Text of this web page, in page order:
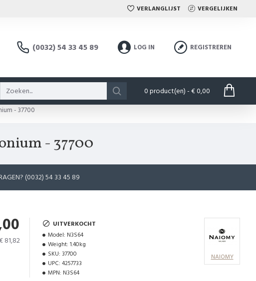
VERLANGLIJST VERGELIJKEN
(0032) 54 33 45 89 LOG IN REGISTREREN
0 product(en) - € 0,00
- 37700
- 37700
(0032) 54 33 45 89
81,82
UITVERKOCHT
Model: N3S64
Weight: 1.40kg
SKU: 37700
UPC: 4257733
MPN: N3S64
NAIOMY